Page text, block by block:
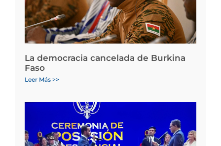
La democracia cancelada de Burkina
Faso
Leer Más >>